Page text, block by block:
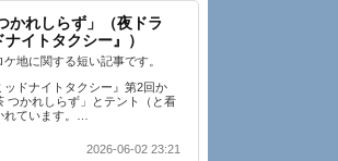
かれしらず」（夜ドラ
ナイトタクシー』）
ケ地に関する短い記事です。
ッドナイトタクシー』第2回か
つかれしらず」とテント（と看
れています。…
2026-06-02 23:21